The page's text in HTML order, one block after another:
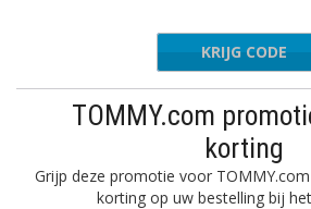
OMY4
KRIJG CODE
TOMMY.com
korting
Grijp deze promotie voor
korting op uw bestelling bij